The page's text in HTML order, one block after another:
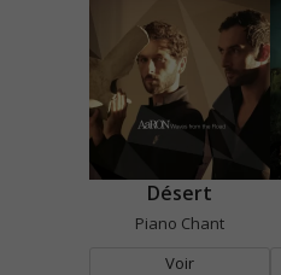
Désert
Piano Chant
Voir